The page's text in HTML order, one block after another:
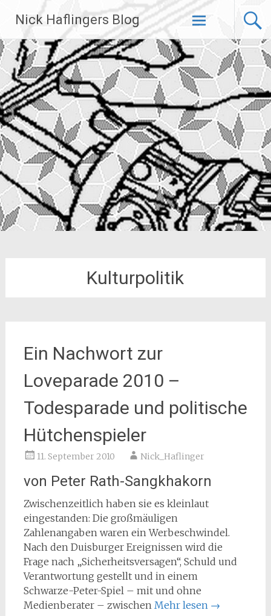
Inhalt
springen
Nick Haflingers Blog
Kulturpolitik
Ein Nachwort zur
Loveparade 2010 –
Todesparade und politische
Hütchenspieler
11. September 2010 Nick_Haflinger
von Peter Rath-Sangkhakorn
Zwischenzeitlich haben sie es kleinlaut
eingestanden: Die großmäuligen
Zahlenangaben waren ein Werbeschwindel.
Nach den Duisburger Ereignissen wird die
Frage nach „Sicherheitsversagen“, Schuld und
Verantwortung gestellt und in einem
Schwarze-Peter-Spiel – mit und ohne
Medienberater – zwischen Mehr lesen →